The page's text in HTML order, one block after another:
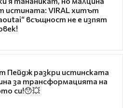
истината: VIRAL хитът
всъщност не е изпят
Пейдж разкри истинската
за трансформацията на
си!😯💥